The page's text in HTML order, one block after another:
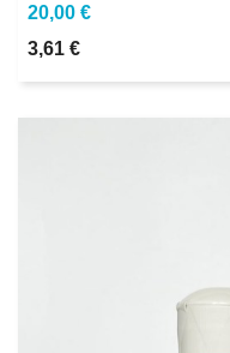
20,00 €
3,61 €